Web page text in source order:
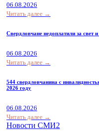
06.08.2026
Читать далее →
Свердловчане недоплатили за свет
06.08.2026
Читать далее →
544 свердловчанина с
2026 году
06.08.2026
Читать далее →
Новости СМИ2